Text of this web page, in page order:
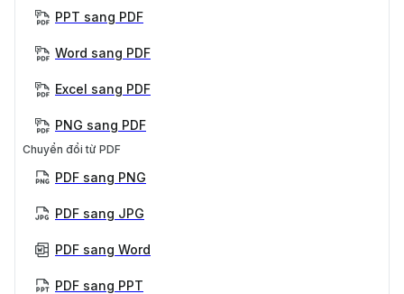
PPT sang PDF
Word sang PDF
Excel sang PDF
PNG sang PDF
Chuyển đổi từ PDF
PDF sang PNG
PDF sang JPG
PDF sang Word
PDF sang PPT